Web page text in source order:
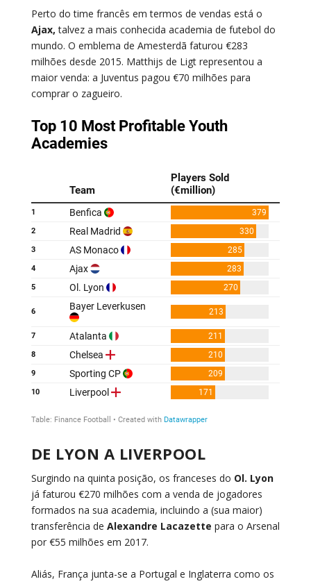
Perto do time francês em termos de vendas está o
Ajax, talvez a mais conhecida academia de futebol do
mundo. O emblema de Amesterdã faturou €283
milhões desde 2015. Matthijs de Ligt representou a
maior venda: a Juventus pagou €70 milhões para
comprar o zagueiro.
DE LYON A LIVERPOOL
Surgindo na quinta posição, os franceses do Ol. Lyon
já faturou €270 milhões com a venda de jogadores
formados na sua academia, incluindo a (sua maior)
transferência de Alexandre Lacazette para o Arsenal
por €55 milhões em 2017.
Aliás, França junta-se a Portugal e Inglaterra como os